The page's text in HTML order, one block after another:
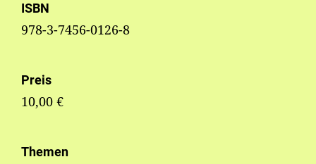
ISBN
978-3-7456-0126-8
Preis
10,00 €
Themen